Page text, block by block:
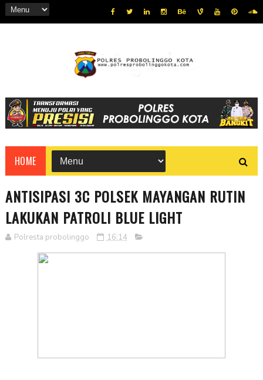
HOME
ANTISIPASI 3C POLSEK MAYANGAN RUTIN
LAKUKAN PATROLI BLUE LIGHT
Polresta probolinggo 16:14